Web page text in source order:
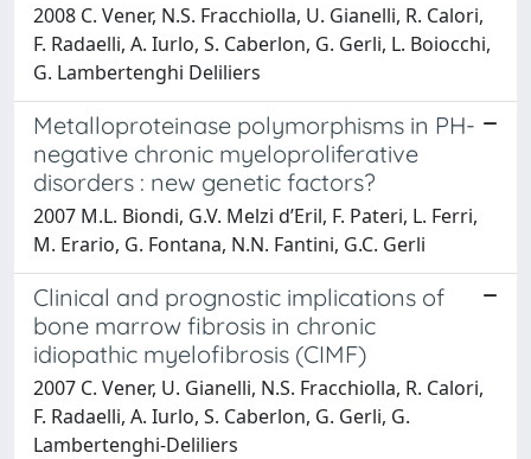
2008 C. Vener, N.S. Fracchiolla, U. Gianelli, R. Calori,
F. Radaelli, A. Iurlo, S. Caberlon, G. Gerli, L. Boiocchi,
G. Lambertenghi Deliliers
Metalloproteinase polymorphisms in PH-
negative chronic myeloproliferative
disorders : new genetic factors?
2007 M.L. Biondi, G.V. Melzi d’Eril, F. Pateri, L. Ferri,
M. Erario, G. Fontana, N.N. Fantini, G.C. Gerli
Clinical and prognostic implications of
bone marrow fibrosis in chronic
idiopathic myelofibrosis (CIMF)
2007 C. Vener, U. Gianelli, N.S. Fracchiolla, R. Calori,
F. Radaelli, A. Iurlo, S. Caberlon, G. Gerli, G.
Lambertenghi-Deliliers